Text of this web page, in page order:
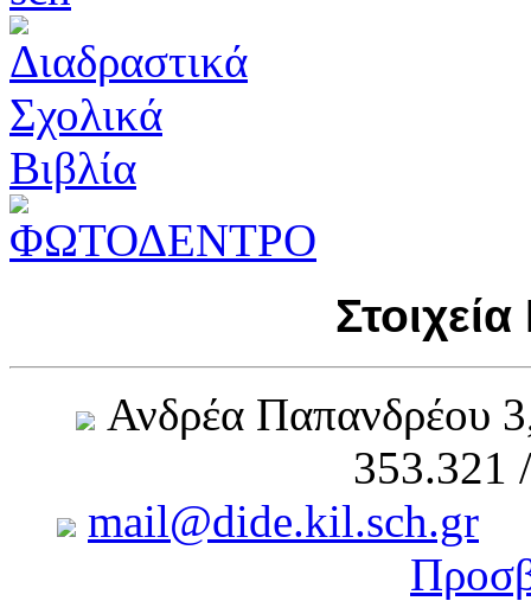
Ανδρέα Παπανδρέου
353.321
mail@dide.kil.sch.gr